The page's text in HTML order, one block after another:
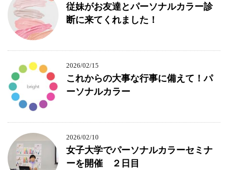
従妹がお友達とパーソナルカラー診
断に来てくれました！
2026/02/15
これからの大事な行事に備えて！パ
ーソナルカラー
2026/02/10
女子大学でパーソナルカラーセミナ
ーを開催 ２日目